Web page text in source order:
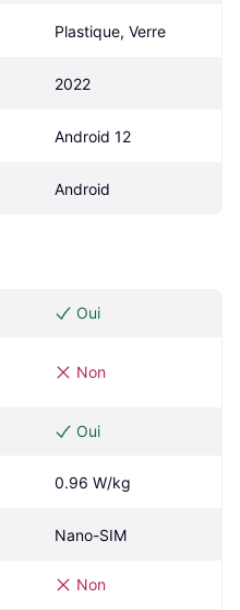
Plastique, Verre
2022
Android 12
Android
Oui
Non
Oui
0.96 W/kg
Nano-SIM
Non